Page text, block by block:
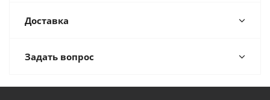
Доставка
Задать вопрос